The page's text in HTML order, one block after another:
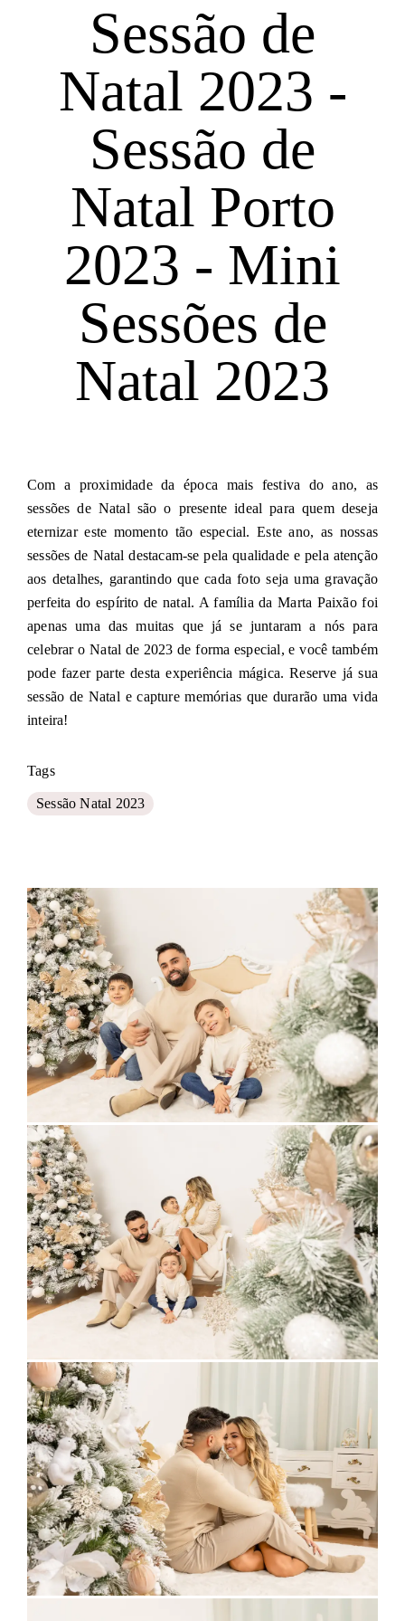
Sessão de
Natal 2023 -
Sessão de
Natal Porto
2023 - Mini
Sessões de
Natal 2023
Com a proximidade da época mais festiva do ano, as
sessões de Natal são o presente ideal para quem deseja
eternizar este momento tão especial. Este ano, as nossas
sessões de Natal destacam-se pela qualidade e pela atenção
aos detalhes, garantindo que cada foto seja uma gravação
perfeita do espírito de natal. A família da Marta Paixão foi
apenas uma das muitas que já se juntaram a nós para
celebrar o Natal de 2023 de forma especial, e você também
pode fazer parte desta experiência mágica. Reserve já sua
sessão de Natal e capture memórias que durarão uma vida
inteira!
Tags
Sessão Natal 2023